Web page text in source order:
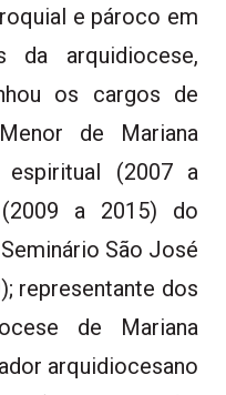
e pároco em
da arquidiocese,
os cargos de
de Mariana
(2007 a
a 2015) do
São José
representante dos
de Mariana
arquidiocesano